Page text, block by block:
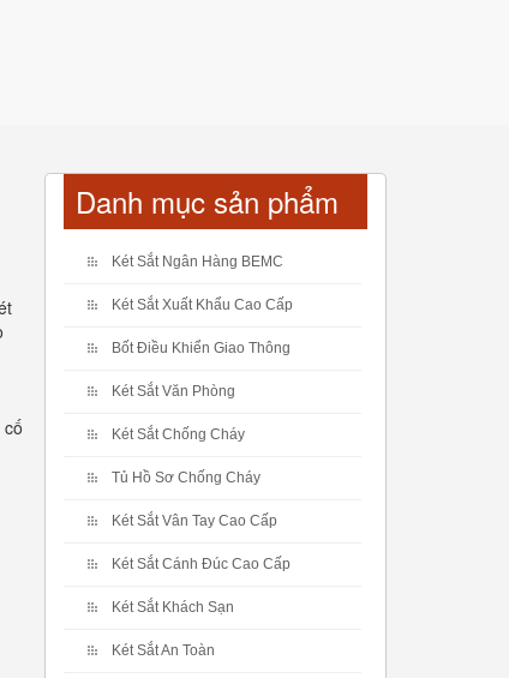
Danh mục sản phẩm
Két Sắt Ngân Hàng BEMC
Két Sắt Xuất Khẩu Cao Cấp
Bốt Điều Khiển Giao Thông
Két Sắt Văn Phòng
Két Sắt Chống Cháy
Tủ Hồ Sơ Chống Cháy
Két Sắt Vân Tay Cao Cấp
Két Sắt Cánh Đúc Cao Cấp
Két Sắt Khách Sạn
Két Sắt An Toàn